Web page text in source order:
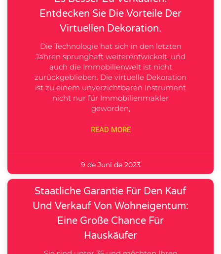
Entdecken Sie Die Vorteile Der
Virtuellen Dekoration.
Die Technologie hat sich in den letzten
Jahren sprunghaft weiterentwickelt, und
auch die Immobilienwelt ist nicht
zurückgeblieben. Die virtuelle Dekoration
ist zu einem unverzichtbaren Instrument
nicht nur für Immobilienmakler
geworden,
READ MORE
9 de Juni de 2023
Staatliche Garantie Für Den Kauf
Und Verkauf Von Wohneigentum:
Eine Große Chance Für
Hauskäufer